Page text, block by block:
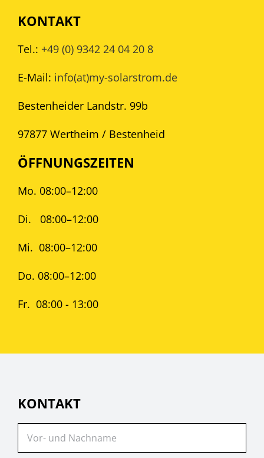
KONTAKT
Tel.: +49 (0) 9342 24 04 20 8
E-Mail: info(at)my-solarstrom.de
Bestenheider Landstr. 99b
97877 Wertheim / Bestenheid
ÖFFNUNGSZEITEN
Mo. 08:00–12:00
Di. 08:00–12:00
Mi. 08:00–12:00
Do. 08:00–12:00
Fr. 08:00 - 13:00
KONTAKT